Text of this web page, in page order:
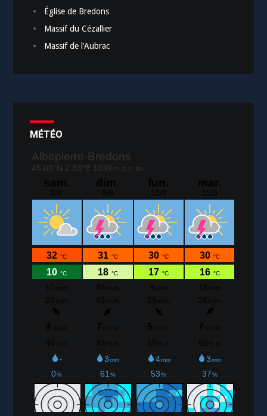
Église de Bredons
Massif du Cézallier
Massif de l’Aubrac
MÉTÉO